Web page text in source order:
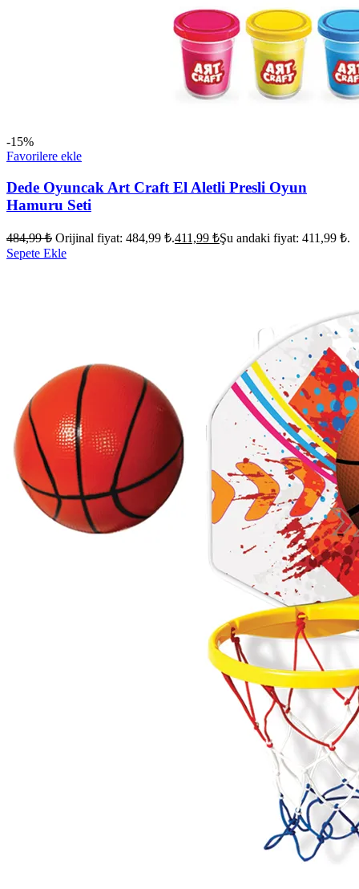
-15%
Favorilere ekle
Dede Oyuncak Art Craft El Aletli Presli Oyun
Hamuru Seti
484,99₺ Orijinal fiyat: 484,99 ₺.411,99 ₺Şu andaki fiyat: 411,99 ₺.
Sepete Ekle